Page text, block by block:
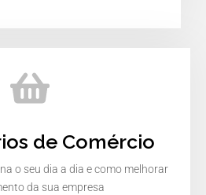
de Comércio
o seu dia a dia e como melhorar
da sua empresa